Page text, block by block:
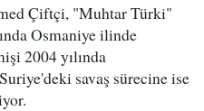
Çiftçi, "Muhtar Türki"
Osmaniye ilinde
2004 yılında
savaş sürecine ise